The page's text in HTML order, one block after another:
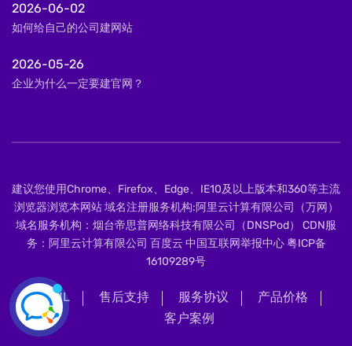
2026-06-02
如何给自己的公司建网站
2026-05-26
企业为什么一定要建官网？
建议您使用Chrome、Firefox、Edge、IE10及以上版本和360等主流
浏览器浏览本网站 域名注册服务机构:阿里云计算有限公司（万网）
域名服务机构：烟台帝思普网络科技有限公司（DNSPod） CDN服
务：阿里云计算有限公司 百度云 中国互联网举报中心粤ICP备
16109289号
XML 售后支持 服务协议
产品价格
客户案例